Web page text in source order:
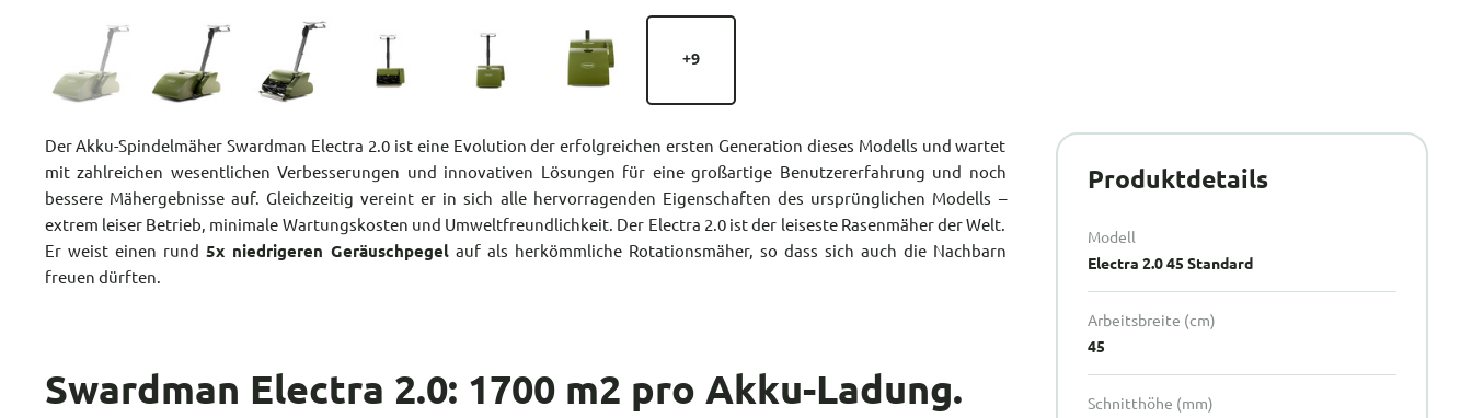
Der Akku-Spindelmäher Swardman Electra 2.0 ist eine Evolution der erfolgreichen ersten Generation dieses Modells und wartet
mit zahlreichen wesentlichen Verbesserungen und innovativen Lösungen für eine großartige Benutzererfahrung und noch
bessere Mähergebnisse auf. Gleichzeitig vereint er in sich alle hervorragenden Eigenschaften des ursprünglichen Modells –
extrem leiser Betrieb, minimale Wartungskosten und Umweltfreundlichkeit. Der Electra 2.0 ist der leiseste Rasenmäher der Welt.
Er weist einen rund 5x niedrigeren Geräuschpegelauf als herkömmliche Rotationsmäher, so dass sich auch die Nachbarn
freuen dürften.
Swardman Electra 2.0: 1700 m2 pro Akku-Ladung.
Produktdetails
Modell
Electra 2.0 45 Standard
Arbeitsbreite (cm)
45
Schnitthöhe (mm)